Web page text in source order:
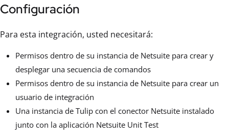
Configuración
Para esta integración, usted necesitará:
Permisos dentro de su instancia de Netsuite para crear y
desplegar una secuencia de comandos
Permisos dentro de su instancia de Netsuite para crear un
usuario de integración
Una instancia de Tulip con el conector Netsuite instalado
junto con la aplicación Netsuite Unit Test